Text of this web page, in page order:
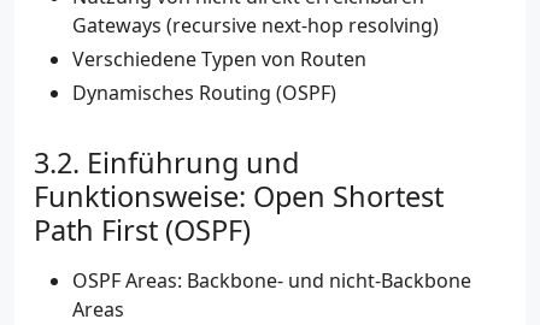
Gateways (recursive next-hop resolving)
Verschiedene Typen von Routen
Dynamisches Routing (OSPF)
Einführung und
Funktionsweise: Open Shortest
Path First (OSPF)
OSPF Areas: Backbone- und nicht-Backbone
Areas